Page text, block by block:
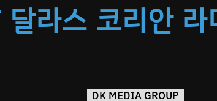
라스 코리안 라
DK MEDIA GROUP